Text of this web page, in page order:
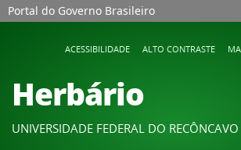
Portal do Governo Brasileiro
ACESSIBILIDADE ALTO CONTRASTE
Herbário
UNIVERSIDADE FEDERAL DO